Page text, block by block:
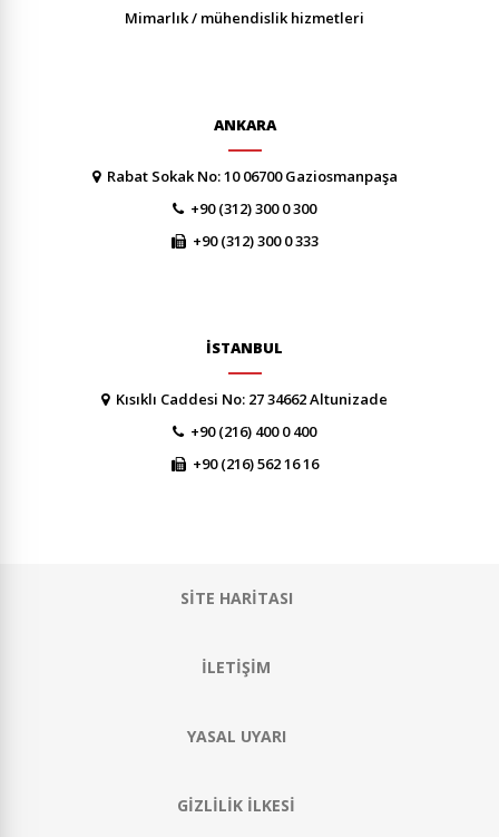
mi̇marlik / mühendi̇sli̇k hi̇zmetleri̇
ANKARA
Rabat Sokak No: 10 06700 Gaziosmanpaşa
+90 (312) 300 0 300
+90 (312) 300 0 333
İSTANBUL
Kısıklı Caddesi No: 27 34662 Altunizade
+90 (216) 400 0 400
+90 (216) 562 16 16
SİTE HARİTASI
İLETİŞİM
YASAL UYARI
GİZLİLİK İLKESİ